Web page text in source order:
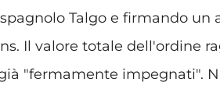
Talgo e firmando un
Il valore totale dell'ordine
"fermamente impegnati".